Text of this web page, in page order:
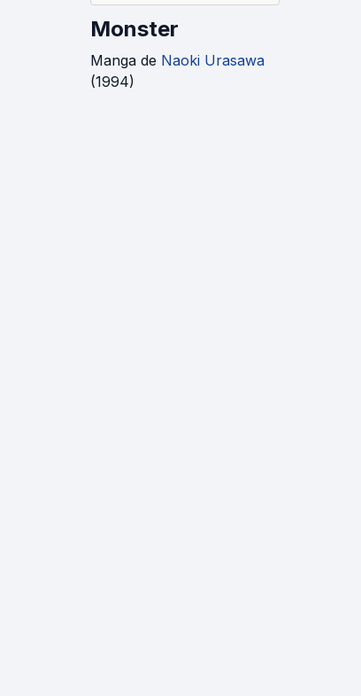
Monster
Manga de Naoki Urasawa
(1994)